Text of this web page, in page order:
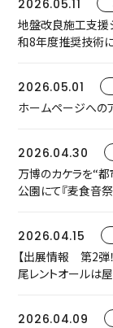
2026.05.11
地盤改良施工支援
和8年度推奨技術
2026.05.01
ホームページへの
2026.04.30
万博のカケラを“
公園にて『麦食音祭
2026.04.15
【出展情報 第2弾
尾レントオールは
2026.04.09